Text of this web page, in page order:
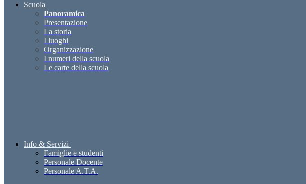
Scuola
Panoramica
Presentazione
La storia
I luoghi
Organizzazione
I numeri della scuola
Le carte della scuola
Info & Servizi
Famiglie e studenti
Personale Docente
Personale A.T.A.